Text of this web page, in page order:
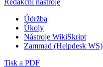
Údržba
Úkoly
Nástroje WikiSkript
Zammad (Helpdesk WS)
Tisk a PDF